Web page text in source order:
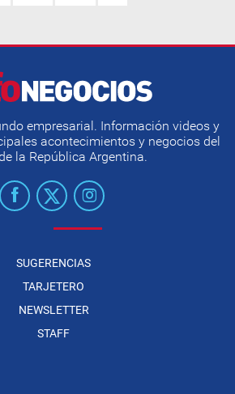
empresarial. Información videos y
acontecimientos y negocios del
la República Argentina.
SUGERENCIAS
TARJETERO
NEWSLETTER
STAFF